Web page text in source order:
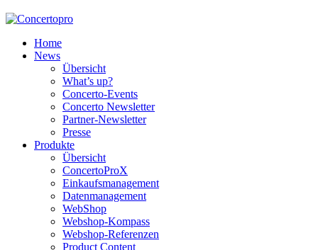
Home
News
Übersicht
What’s up?
Concerto-Events
Concerto Newsletter
Partner-Newsletter
Presse
Produkte
Übersicht
ConcertoProX
Einkaufsmanagement
Datenmanagement
WebShop
Webshop-Kompass
Webshop-Referenzen
Product Content